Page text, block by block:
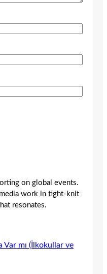
on global events.
work in tight-knit
resonates.
Var mı (İlkokullar ve